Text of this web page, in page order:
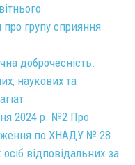
групу сприяння
доброчесність.
наукових та
2024 р. №2 Про
по ХНАДУ № 28
відповідальних за